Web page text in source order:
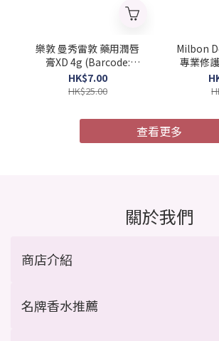
樂敦 曼秀雷敦 藥用潤唇
膏XD 4g (Barcode:
4987241105052)
HK$7.00
HK$25.00
Milbon
專業修
膜
支/
查看更多
關於我們
商店介紹
名牌香水推薦